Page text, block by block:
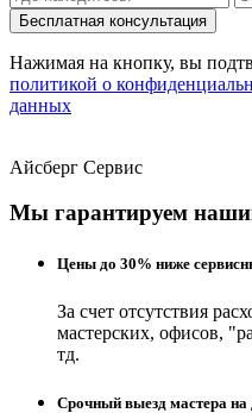
Бесплатная консультация
Нажимая на кнопку, вы
политикой о
данных
Айсберг Сервис
Мы гарантируем
Цены до 30% ниже
За счет отсутствия
мастерских, офисов,
тд.
Срочный выезд мастера на